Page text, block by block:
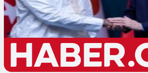
Türkiye ve Nijer Arasında 4 Yeni Anlaşma İmzalandı